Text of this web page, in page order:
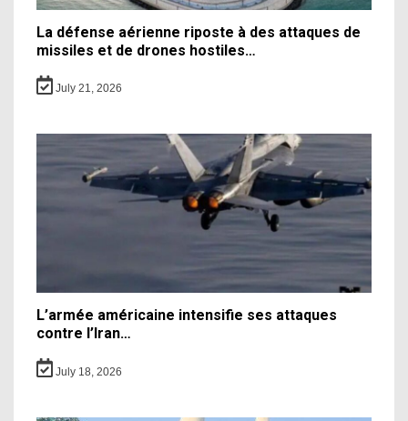
La défense aérienne riposte à des attaques de
missiles et de drones hostiles…
July 21, 2026
L’armée américaine intensifie ses attaques
contre l’Iran…
July 18, 2026